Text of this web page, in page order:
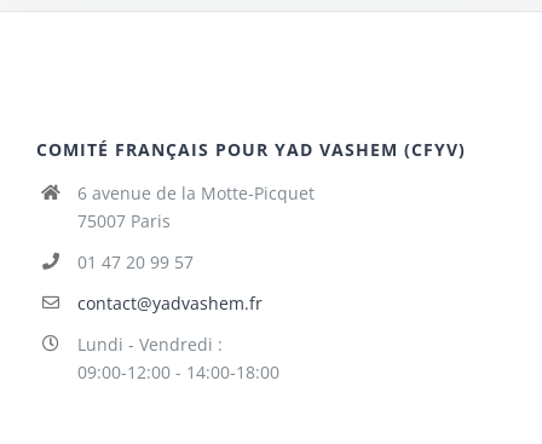
COMITÉ FRANÇAIS POUR YAD VASHEM (CFYV)
6 avenue de la Motte-Picquet
75007 Paris
01 47 20 99 57
contact@yadvashem.fr
Lundi - Vendredi :
09:00-12:00 - 14:00-18:00